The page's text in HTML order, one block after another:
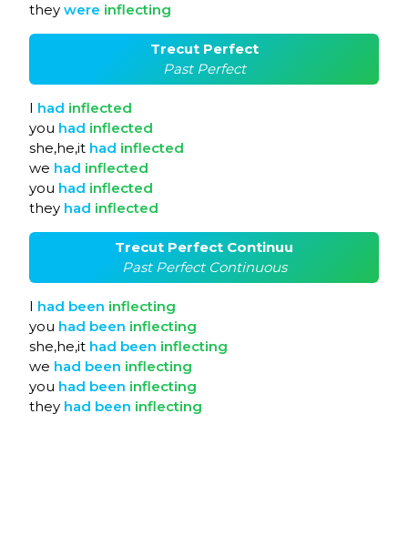
they were inflecting
Trecut Perfect
Past Perfect
I had inflected
you had inflected
she,he,it had inflected
we had inflected
you had inflected
they had inflected
Trecut Perfect Continuu
Past Perfect Continuous
I had been inflecting
you had been inflecting
she,he,it had been inflecting
we had been inflecting
you had been inflecting
they had been inflecting